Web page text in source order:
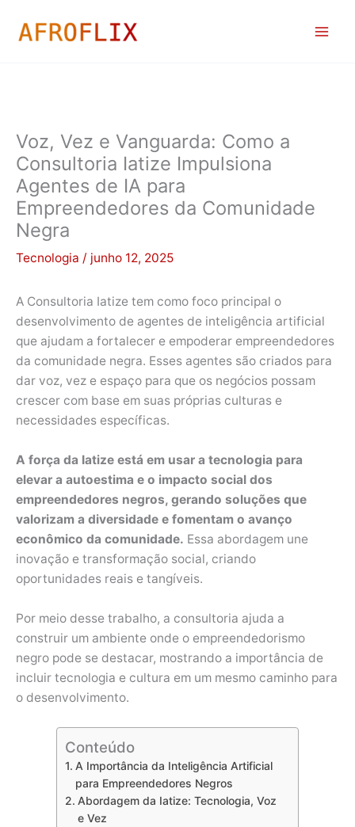
para
Voz, Vez e Vanguarda: Como a
Consultoria Iatize Impulsiona
Agentes de IA para
Empreendedores da Comunidade
Negra
Tecnologia / junho 12, 2025
A Consultoria Iatize tem como foco principal o
desenvolvimento de agentes de inteligência artificial
que ajudam a fortalecer e empoderar empreendedores
da comunidade negra. Esses agentes são criados para
dar voz, vez e espaço para que os negócios possam
crescer com base em suas próprias culturas e
necessidades específicas.
A força da Iatize está em usar a tecnologia para
elevar a autoestima e o impacto social dos
empreendedores negros, gerando soluções que
valorizam a diversidade e fomentam o avanço
econômico da comunidade. Essa abordagem une
inovação e transformação social, criando
oportunidades reais e tangíveis.
Por meio desse trabalho, a consultoria ajuda a
construir um ambiente onde o empreendedorismo
negro pode se destacar, mostrando a importância de
incluir tecnologia e cultura em um mesmo caminho para
o desenvolvimento.
Conteúdo
A Importância da Inteligência Artificial
para Empreendedores Negros
Abordagem da Iatize: Tecnologia, Voz
e Vez